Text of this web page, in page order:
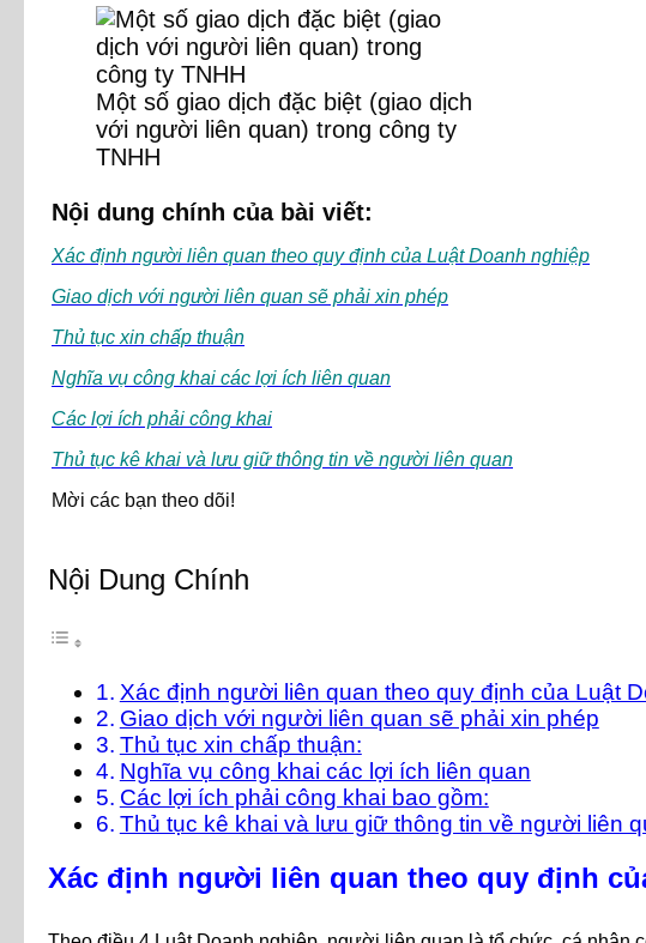
Một số giao dịch đặc biệt (giao dịch
với người liên quan) trong công ty
TNHH
Nội dung chính của bài viết:
Xác định người liên quan theo quy định của Luật Doanh nghiệp
Giao dịch với người liên quan sẽ phải xin phép
Thủ tục xin chấp thuận
Nghĩa vụ công khai các lợi ích liên quan
Các lợi ích phải công khai
Thủ tục kê khai và lưu giữ thông tin về người liên quan
Mời các bạn theo dõi!
Nội Dung Chính
Xác định người liên quan theo quy định của Luật
Giao dịch với người liên quan sẽ phải xin phép
Thủ tục xin chấp thuận:
Nghĩa vụ công khai các lợi ích liên quan
Các lợi ích phải công khai bao gồm:
Thủ tục kê khai và lưu giữ thông tin về người liên
Xác định người liên quan theo quy định